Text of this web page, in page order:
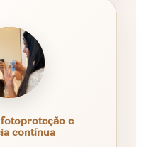
fotoproteção e
contínua